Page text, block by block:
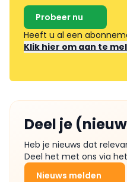
Probeer nu
Heeft u al een
Klik hier om aan te
Deel je
Heb je nieuws dat
Deel het met ons via
Nieuws melden